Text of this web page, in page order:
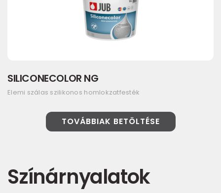
SILICONECOLOR NG
Elemi szálas szilikonos homlokzatfesték
TOVÁBBIAK BETÖLTÉSE
Színárnyalatok